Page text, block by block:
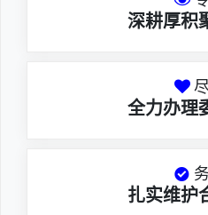
深耕厚积
全力办理
扎实维护